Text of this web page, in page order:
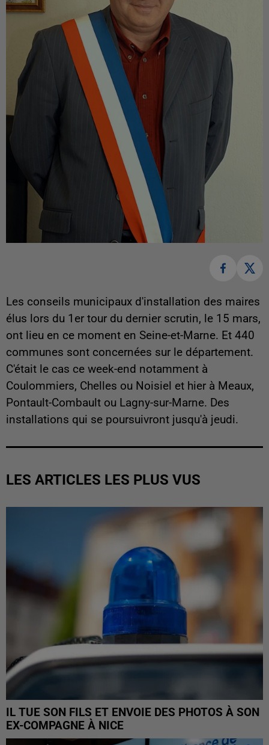
Les conseils municipaux d'installation des maires
élus lors du 1er tour du dernier scrutin, le 15 mars,
ont lieu en ce moment en Seine-et-Marne. Et 440
communes sont concernées sur le département.
C'était le cas ce week-end notamment à
Coulommiers, Chelles ou Noisiel et hier à Meaux,
Pontault-Combault ou Lagny-sur-Marne. Des
installations qui se poursuivront jusqu'à jeudi.
LES ARTICLES LES PLUS VUS
IL TUE SON FILS ET ENVOIE DES PHOTOS À SON
EX-COMPAGNE À NICE